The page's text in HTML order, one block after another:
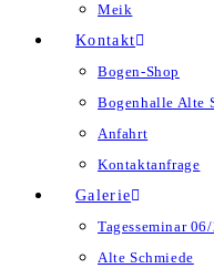
Meik
Kontakt
Bogen-Shop
Bogenhalle Alte
Anfahrt
Kontaktanfrage
Galerie
Tagesseminar
Alte Schmiede